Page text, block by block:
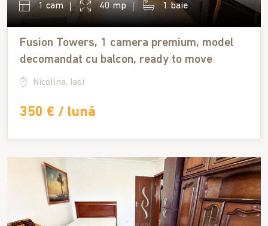
1 cam 40 mp 1 baie
Fusion Towers, 1 camera premium, model
decomandat cu balcon, ready to move
Nicolina, Iasi
350 € / lună